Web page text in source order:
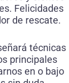
Felicidades
de rescate.
técnicas
principales
en o bajo